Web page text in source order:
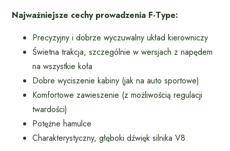
Najważniejsze cechy prowadzenia F-Type:
Precyzyjny i dobrze wyczuwalny układ kierowniczy
Świetna trakcja, szczególnie w wersjach z napędem
na wszystkie koła
Dobre wyciszenie kabiny (jak na auto sportowe)
Komfortowe zawieszenie (z możliwością regulacji
twardości)
Potężne hamulce
Charakterystyczny, głęboki dźwięk silnika V8